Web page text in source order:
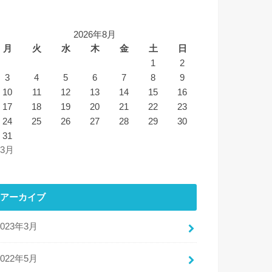
2026年8月
月
火 水 木 金 土
日
1
2
3
4 5 6 7 8
9
10
11 12 13 14 15
16
17
18 19 20 21 22
23
24
25 26 27 28 29
30
31
月
アーカイブ
年3月
年5月